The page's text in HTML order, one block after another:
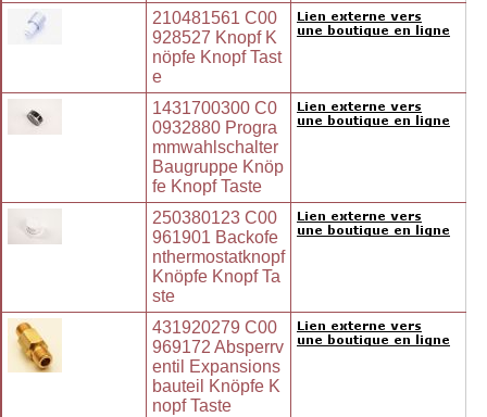
210481561 C00
928527 Knopf K
nöpfe Knopf Tast
e
1431700300 C0
0932880 Progra
mmwahlschalter
Baugruppe Knöp
fe Knopf Taste
250380123 C00
961901 Backofe
nthermostatknopf
Knöpfe Knopf Ta
ste
431920279 C00
969172 Absperrv
entil Expansions
bauteil Knöpfe K
nopf Taste